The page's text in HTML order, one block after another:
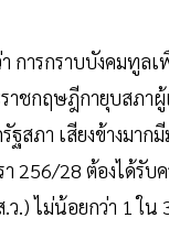
า การกราบบังคมทูล
ราชกฤษฎีกายุบสภา
สภา เสียงข้างมาก
256/28 ต้องได้รับ
.) ไม่น้อยกว่า 1 ใน